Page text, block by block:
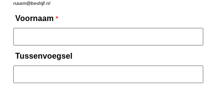
naam@bedrijf.nl
Voornaam *
Tussenvoegsel